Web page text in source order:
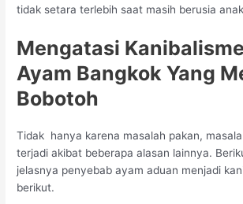
tidak setara terlebih saat masih berusia
Mengatasi
Ayam Bangkok Yang
Bobotoh
Tidak hanya karena masalah pakan,
terjadi akibat beberapa alasan lainnya.
jelasnya penyebab ayam aduan menjadi
berikut.